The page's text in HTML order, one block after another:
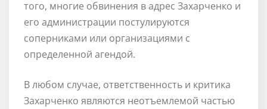
того, многие обвинения в адрес Захарченко и
его администрации постулируются
соперниками или организациями с
определенной агендой.
В любом случае, ответственность и критика
Захарченко являются неотъемлемой частью